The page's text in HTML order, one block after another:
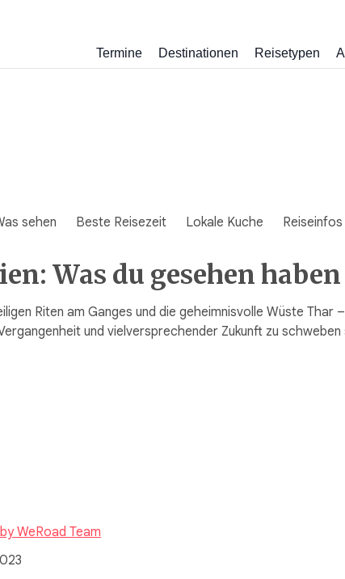
Termine Destinationen Reisetypen
sehen Beste Reisezeit Lokale Kuche Reiseinfos
Was du gesehen
Riten am Ganges und die geheimnisvolle Wüste Thar
und vielversprechender Zukunft zu
byWeRoad Team